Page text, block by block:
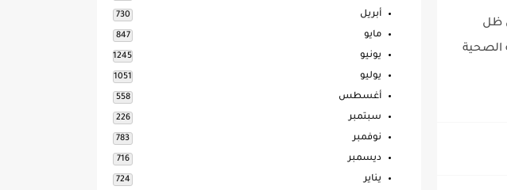
ظل
الصحية
أبريل 730
مايو 847
يونيو 1245
يوليو 1051
أغسطس 558
سبتمبر 226
نوفمبر 783
ديسمبر 716
يناير 724